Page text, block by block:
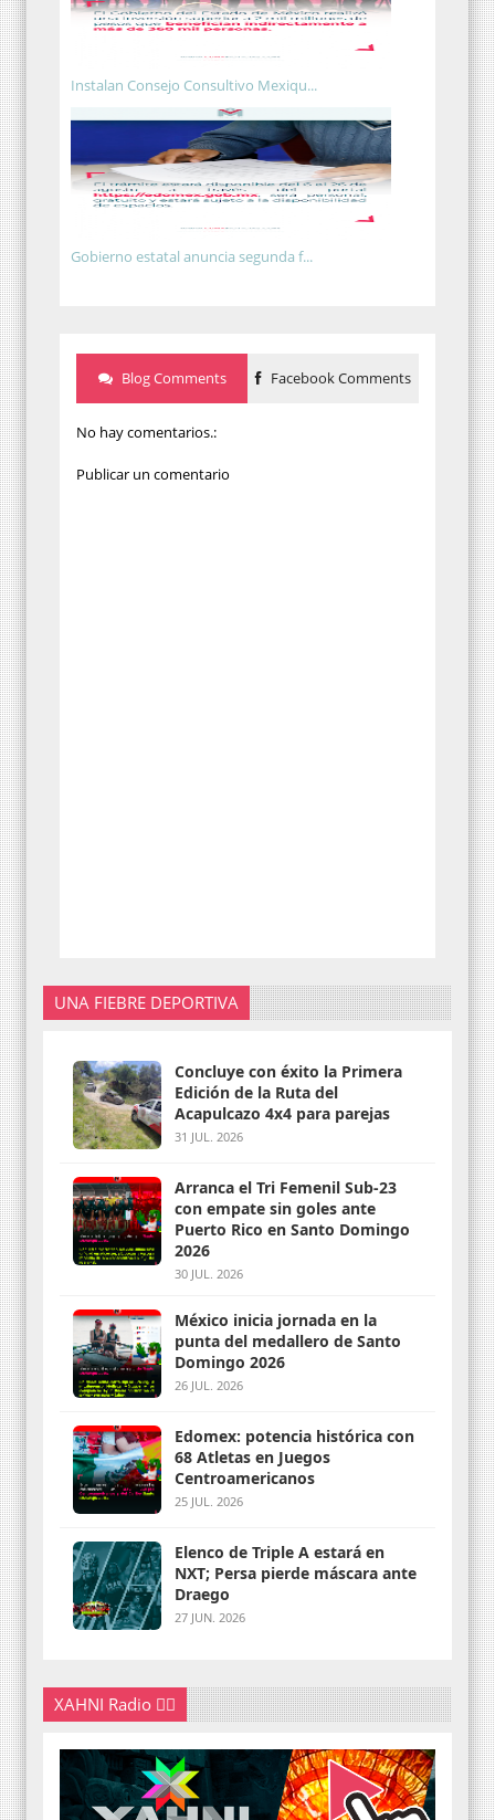
Instalan Consejo Consultivo Mexiqu...
Gobierno estatal anuncia segunda f...
Blog Comments Facebook Comments
No hay comentarios.:
Publicar un comentario
UNA FIEBRE DEPORTIVA
Concluye con éxito la Primera
Edición de la Ruta del
Acapulcazo 4x4 para parejas
31 JUL. 2026
Arranca el Tri Femenil Sub-23
con empate sin goles ante
Puerto Rico en Santo Domingo
2026
30 JUL. 2026
México inicia jornada en la
punta del medallero de Santo
Domingo 2026
26 JUL. 2026
Edomex: potencia histórica con
68 Atletas en Juegos
Centroamericanos
25 JUL. 2026
Elenco de Triple A estará en
NXT; Persa pierde máscara ante
Draego
27 JUN. 2026
XAHNI Radio 👇🏽